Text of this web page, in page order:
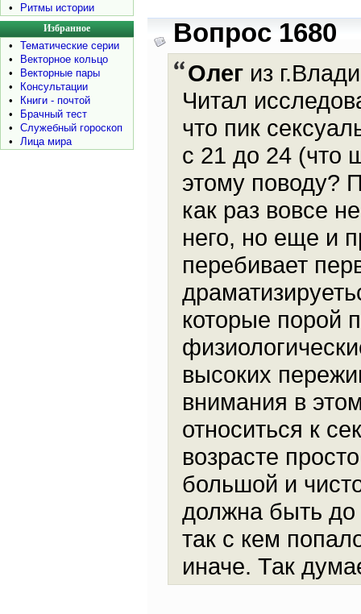
•
Ритмы истории
Избранное
•
Тематические серии
•
Векторное кольцо
•
Векторные пары
•
Консультации
•
Книги - почтой
•
Брачный тест
•
Служебный гороскоп
•
Лица мира
Вопрос 1680
Олегиз
Читал
что пик
с 21 до 24 (что
этому поводу?
как раз вовсе
него, но еще и
перебивает
которые порой
высоких
внимания в
относиться к
возрасте
большой и
должна быть до
так с кем
иначе. Так